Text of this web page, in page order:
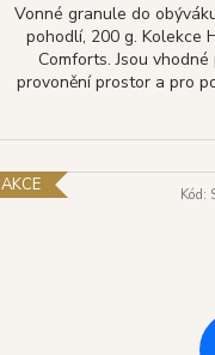
Vonné granule do
pohodlí, 200 g. Kolekce
Comforts. Jsou vhodné
provonění prostor a pro
AKCE Kód: